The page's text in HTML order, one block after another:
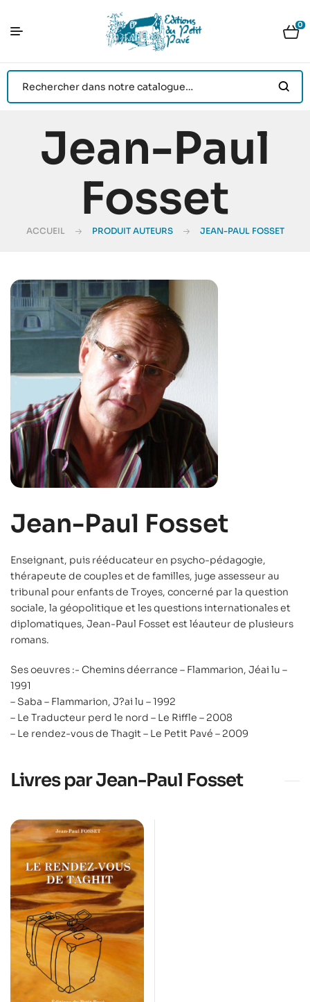
0
Jean-Paul
Fosset
ACCUEIL PRODUIT AUTEURS JEAN-PAUL FOSSET
Jean-Paul Fosset
Enseignant, puis rééducateur en psycho-pédagogie,
thérapeute de couples et de familles, juge assesseur au
tribunal pour enfants de Troyes, concerné par la question
sociale, la géopolitique et les questions internationales et
diplomatiques, Jean-Paul Fosset est léauteur de plusieurs
romans.
Ses oeuvres :- Chemins déerrance – Flammarion, Jéai lu –
1991
– Saba – Flammarion, J?ai lu – 1992
– Le Traducteur perd le nord – Le Riffle – 2008
– Le rendez-vous de Thagit – Le Petit Pavé – 2009
Livres par Jean-Paul Fosset